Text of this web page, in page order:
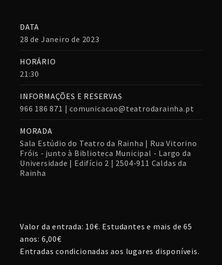
DATA
28 de Janeiro de 2023
HORÁRIO
21:30
INFORMAÇÕES E RESERVAS
966 186 871 | comunicacao@teatrodarainha.pt
MORADA
Sala Estúdio do Teatro da Rainha | Rua Vitorino
Fróis - junto à Biblioteca Municipal - Largo da
Universidade | Edifício 2 | 2504-911 Caldas da
Rainha
Valor da entrada: 10€. Estudantes e mais de 65
anos: 6,00€
Entradas condicionadas aos lugares disponíveis.